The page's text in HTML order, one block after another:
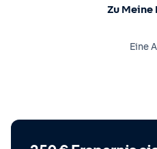
Zu Meine
Eine